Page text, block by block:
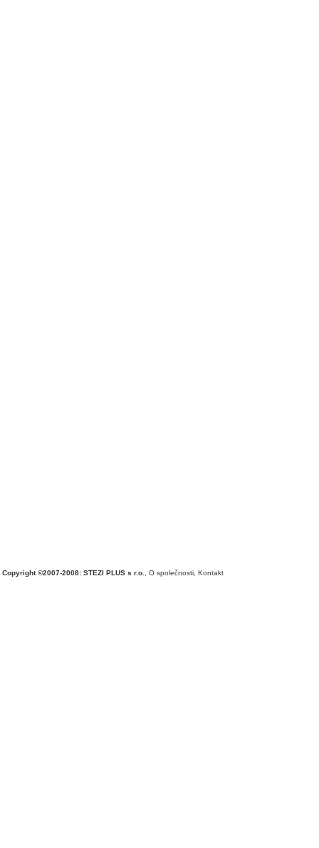
Copyright ©2007-2008: STEZI PLUS s r.o. O společnosti Kontakt